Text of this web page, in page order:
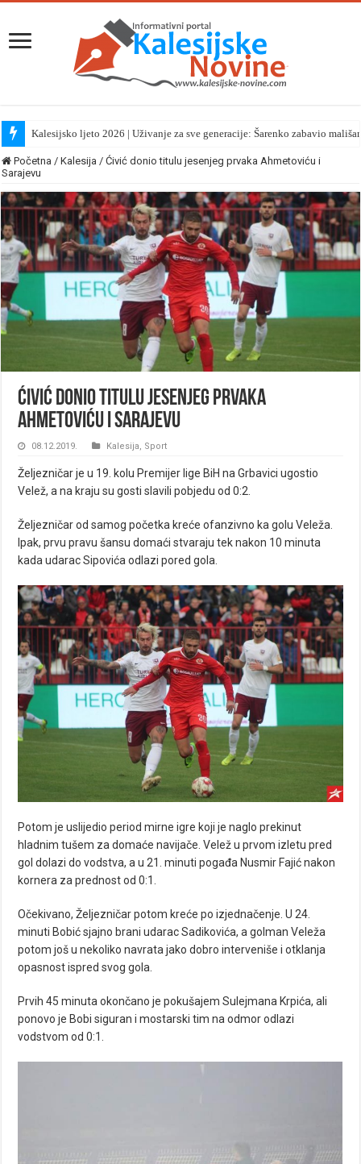
Kalesijsko ljeto 2026 | Uživanje za sve generacije: Šarenko zabavio
Početna / Kalesija / Ćivić donio titulu jesenjeg prvaka Ahmetoviću i
Sarajevu
Ćivić donio titulu jesenjeg prvaka
Ahmetoviću i Sarajevu
08.12.2019. Kalesija, Sport
Željezničar je u 19. kolu Premijer lige BiH na Grbavici ugostio
Velež, a na kraju su gosti slavili pobjedu od 0:2.
Željezničar od samog početka kreće ofanzivno ka golu Veleža.
Ipak, prvu pravu šansu domaći stvaraju tek nakon 10 minuta
kada udarac Sipovića odlazi pored gola.
Potom je uslijedio period mirne igre koji je naglo prekinut
hladnim tušem za domaće navijače. Velež u prvom izletu pred
gol dolazi do vodstva, a u 21. minuti pogađa Nusmir Fajić nakon
kornera za prednost od 0:1.
Očekivano, Željezničar potom kreće po izjednačenje. U 24.
minuti Bobić sjajno brani udarac Sadikovića, a golman Veleža
potom još u nekoliko navrata jako dobro interveniše i otklanja
opasnost ispred svog gola.
Prvih 45 minuta okončano je pokušajem Sulejmana Krpića, ali
ponovo je Bobi siguran i mostarski tim na odmor odlazi
vodstvom od 0:1.